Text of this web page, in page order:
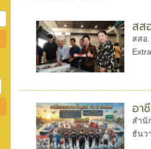
สส
สสอ
อา
สำนั
ธันว